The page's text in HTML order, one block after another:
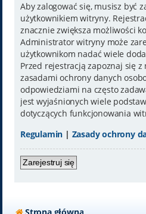
Aby zalogować się, musisz być
użytkownikiem witryny.
znacznie zwiększa możliwości
Administrator witryny może
użytkownikom nadać wiele
Przed rejestracją zapoznaj się
zasadami ochrony danych
odpowiedziami na często
jest wyjaśnionych wiele
dotyczących funkcjonowania
Regulamin | Zasady ochrony
Zarejestruj się
Strona główna